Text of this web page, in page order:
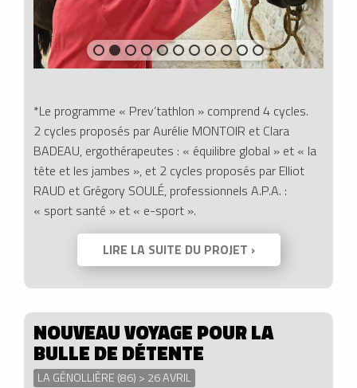
*Le programme « Prev’tathlon » comprend 4 cycles.
2 cycles proposés par Aurélie MONTOIR et Clara
BADEAU, ergothérapeutes : « équilibre global » et « la
tête et les jambes », et 2 cycles proposés par Elliot
RAUD et Grégory SOULÉ, professionnels A.P.A. :
« sport santé » et « e-sport ».
LIRE LA SUITE DU PROJET ›
NOUVEAU VOYAGE POUR LA
BULLE DE DÉTENTE
LA GÉNOLLIÈRE (86) > 26 AVRIL